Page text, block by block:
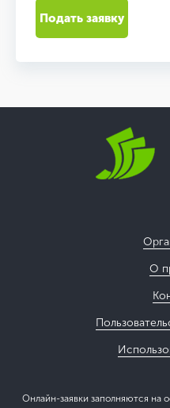
Подать заявку
О
Онлайн-заявки заполняются на